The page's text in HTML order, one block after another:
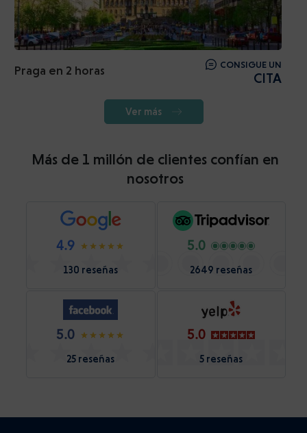
Praga en 2 horas CONSIGUE UN
CITA
Ver más
Más de 1 millón de clientes confían en
nosotros
4.9
130 reseñas
5.0
2649 reseñas
5.0
25 reseñas
5.0
5 reseñas